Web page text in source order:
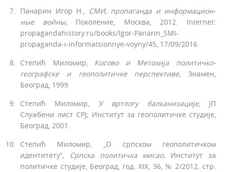
Панарин Игор Н., СМИ, пропаганда и информацион­
ные войны, Поколение, Москва, 2012. Internet:
propagandahistory.ru/books/Igor-Panarin_SMI-
propaganda-i-informatsionnye-voyny/45, 17/09/2016.
Степић Миломир, Косово и Метохија политичко-
географске и геополитичке перспективе, Знамен,
Београд, 1999.
Степић Миломир, У вртлогу балканизације,ЈП
Службени лист СРЈ; Институт за геополитичке студије,
Београд, 2001.
Степић Миломир, „О српском геополитичком
идентитету“,
Српска политичка мисао, Институт за
поли­тичке студије, Београд, год. XIX, 36, № 2/2012, стр.